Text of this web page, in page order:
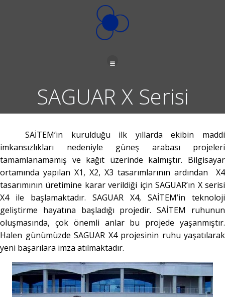
İçeriğe
geç
SAGUAR X Serisi
SAİTEM’in kurulduğu ilk yıllarda ekibin maddi
imkansızlıkları nedeniyle güneş arabası projeleri
tamamlanamamış ve kağıt üzerinde kalmıştır. Bilgisayar
ortamında yapılan X1, X2, X3 tasarımlarının ardından X4
tasarımının üretimine karar verildiği için SAGUAR’ın X serisi
X4 ile başlamaktadır. SAGUAR X4, SAİTEM’in teknoloji
geliştirme hayatına başladığı projedir. SAİTEM ruhunun
oluşmasında, çok önemli anlar bu projede yaşanmıştır.
Halen günümüzde SAGUAR X4 projesinin ruhu yaşatılarak
yeni başarılara imza atılmaktadır.